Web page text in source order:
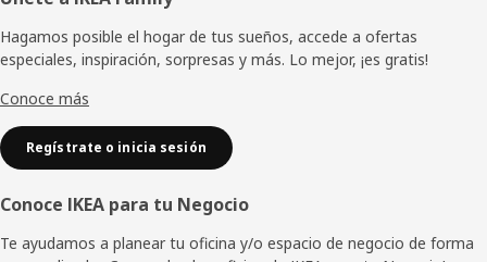
de
página
Hagamos posible el hogar de tus sueños, accede a ofertas
especiales, inspiración, sorpresas y más. Lo mejor, ¡es gratis!
Conoce más
Regístrate o inicia sesión
Conoce IKEA para tu Negocio
Te ayudamos a planear tu oficina y/o espacio de negocio de forma